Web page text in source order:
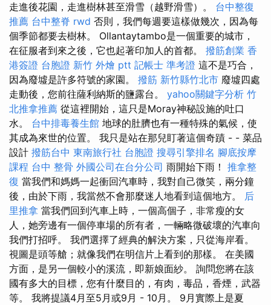
走進後花園，走進樹林甚至滑雪（越野滑雪）。 台中整復
推薦 台中整脊 rwd 否則，我們每週要這樣做幾次，因為每
個季節都要去樹林。 Ollantaytambo是一個重要的城市，
在征服者到來之後，它也起著印加人的首都。 撥筋創業 香
港簽證 台胞證 新竹 外燴 ptt 記帳士 準考證 這不是巧合，
因為廢墟是許多符號的家園。 撥筋 新竹縣竹北市 廢墟四處
走動後，您前往薩利納斯的鹽露台。 yahoo關鍵字分析 竹
北推拿推薦 從這裡開始，這只是Moray神秘設施的吐口
水。 台中排毒養生館 地球的肚臍也有一種特殊的氣候，使
其成為來世的位置。 我只是站在那兒盯著這個奇蹟 - - 菜品
設計 撥筋台中 東南旅行社 台胞證 搜尋引擎排名 腳底按摩
課程 台中 整骨 外國公司在台分公司 雨開始下雨！ 推拿整
復 當我們和媽媽一起衝回汽車時，我對自己微笑，兩分鐘
後，由於下雨，我當然不會那麼迷人地看到這個地方。 后
里推拿 當我們回到汽車上時，一個高個子，非常瘦的女
人，她旁邊有一個停車場的所有者，一輛略微破壞的汽車向
我們打招呼。 我們選擇了經典的解決方案，只從海岸看。
視圖是頭等艙；就像我們在明信片上看到的那樣。 在美國
方面，是另一個較小的溪流，即新娘面紗。 詢問您將在該
國有多大的目標，您有什麼目的，有肉，毒品，香煙，武器
等。 我將提議4月至5月或9月 - 10月。 9月實際上是夏